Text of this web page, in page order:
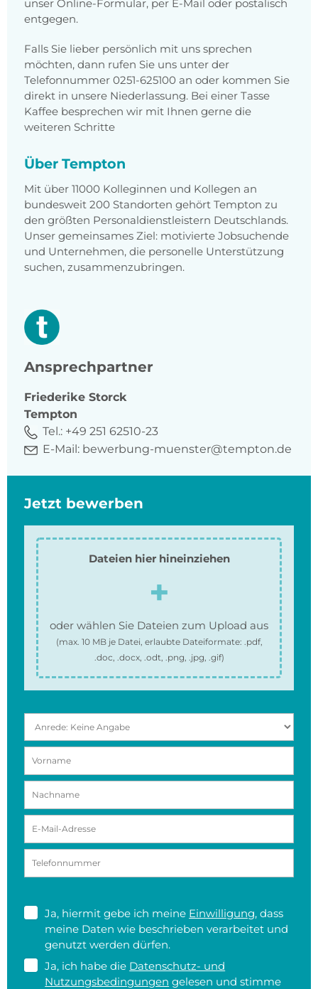
unser Online-Formular, per E-Mail oder postalisch
entgegen.
Falls Sie lieber persönlich mit uns sprechen
möchten, dann rufen Sie uns unter der
Telefonnummer 0251-625100 an oder kommen Sie
direkt in unsere Niederlassung. Bei einer Tasse
Kaffee besprechen wir mit Ihnen gerne die
weiteren Schritte
Über Tempton
Mit über 11000 Kolleginnen und Kollegen an
bundesweit 200 Standorten gehört Tempton zu
den größten Personaldienstleistern Deutschlands.
Unser gemeinsames Ziel: motivierte Jobsuchende
und Unternehmen, die personelle Unterstützung
suchen, zusammenzubringen.
Ansprechpartner
Friederike Storck
Tempton
Tel.: +49 251 62510-23
E-Mail: bewerbung-muenster@tempton.de
Jetzt bewerben
Dateien hier hineinziehen
oder wählen Sie Dateien zum Upload aus
(max. 10 MBje Datei, erlaubte Dateiformate: .pdf,
.doc, .docx, .odt, .png, .jpg, .gif)
Ja, hiermit gebe ich meine Einwilligung, dass
meine Daten wie beschrieben verarbeitet und
genutzt werden dürfen.
Ja, ich habe die Datenschutz- und
Nutzungsbedingungen gelesen und stimme